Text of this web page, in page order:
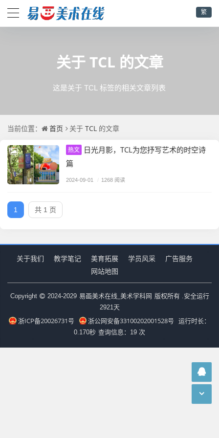
繁
关于 TCL 的文章
这是关于 TCL 标签的相关文章列表
当前位置： 首页 关于 TCL 的文章
热文 日光月影，TCL为您抒写艺术的时空诗
篇
2024-09-01 / 1268 阅读
1 共 1 页
关于我们 教学笔记 美育拓展 学员风采
广告服务
网站地图
Copyright 2024-2029 易画美术在线_美术学科网 版权所有 .安全运行
2921天
浙ICP备20026731号 浙公网安备33100202001528号
运行时长：
0.170秒 查询信息：19 次